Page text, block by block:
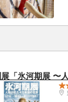
「氷河期展 〜